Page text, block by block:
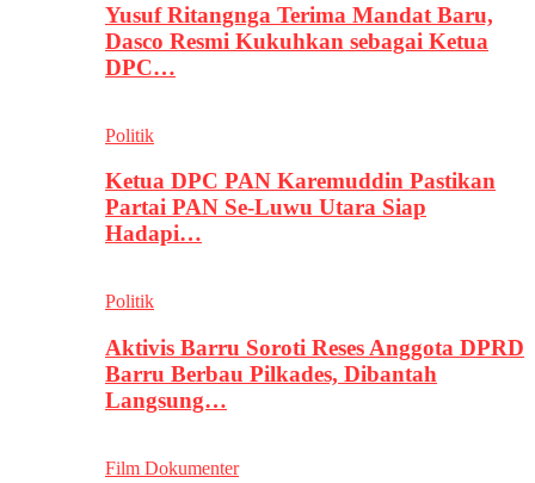
Yusuf Ritangnga Terima Mandat Baru,
Dasco Resmi Kukuhkan sebagai Ketua
DPC…
Politik
Ketua DPC PAN Karemuddin Pastikan
Partai PAN Se-Luwu Utara Siap
Hadapi…
Politik
Aktivis Barru Soroti Reses Anggota DPRD
Barru Berbau Pilkades, Dibantah
Langsung…
Film Dokumenter